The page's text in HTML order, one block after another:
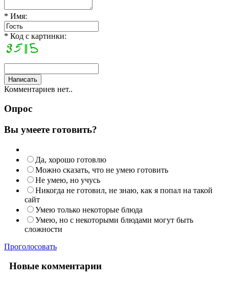
* Имя:
* Код с картинки:
Комментариев нет..
Опрос
Вы умеете готовить?
Да, хорошо готовлю
Можно сказать, что не умею готовить
Не умею, но учусь
Никогда не готовил, не знаю, как я попал на такой
сайт
Умею только некоторые блюда
Умею, но с некоторыми блюдами могут быть
сложности
Проголосовать
Новые комментарии